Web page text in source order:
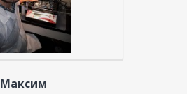
Максим